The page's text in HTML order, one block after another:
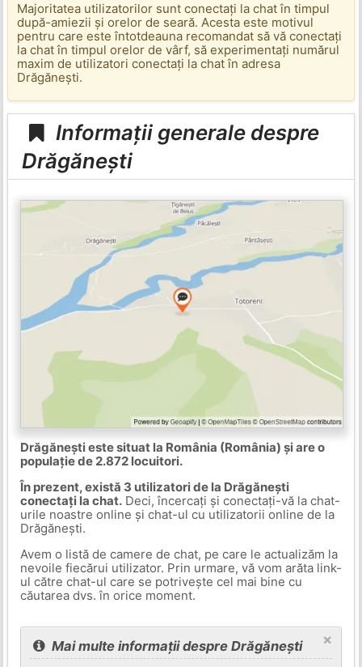
Majoritatea utilizatorilor sunt conectați la chat în timpul
după-amiezii și orelor de seară. Acesta este motivul
pentru care este întotdeauna recomandat să vă conectați
la chat în timpul orelor de vârf, să experimentați numărul
maxim de utilizatori conectați la chat în adresa
Drăgănești.
Informații generale despre
Drăgănești
Drăgănești este situat la România (România) și are o
populație de 2.872 locuitori.
În prezent, există 3 utilizatori de la Drăgănești
conectați la chat.Deci, încercați și conectați-vă la chat-
urile noastre online și chat-ul cu utilizatorii online de la
Drăgănești.
Avem o listă de camere de chat, pe care le actualizăm la
nevoile fiecărui utilizator. Prin urmare, vă vom arăta link-
ul către chat-ul care se potrivește cel mai bine cu
căutarea dvs. în orice moment.
×
Mai multe informații despre Drăgănești